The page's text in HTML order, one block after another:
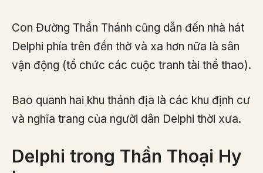
Con Đường Thần Thánh cũng dẫn đến nhà hát
Delphi phía trên đền thờ và xa hơn nữa là sân
vận động (tổ chức các cuộc tranh tài thể thao).
Bao quanh hai khu thánh địa là các khu định cư
và nghĩa trang của người dân Delphi thời xưa.
Delphi trong Thần Thoại Hy